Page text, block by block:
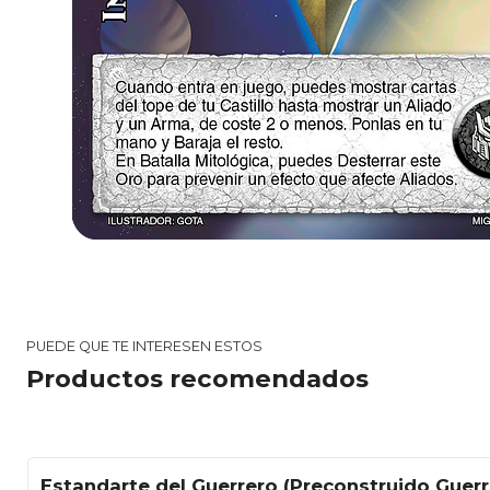
PUEDE QUE TE INTERESEN ESTOS
Productos recomendados
Estandarte del Guerrero (Preconstruido